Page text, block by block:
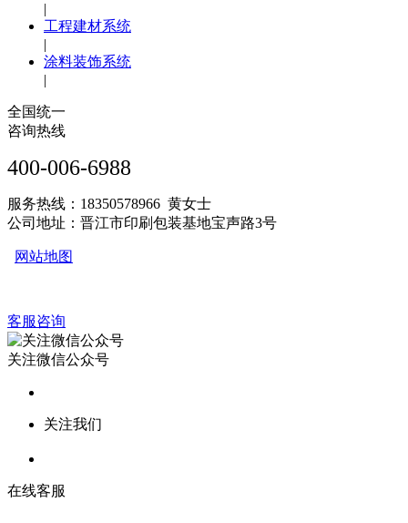
|
工程建材系统
|
涂料装饰系统
|
全国统一
咨询热线
400-006-6988
服务热线：18350578966 黄女士
公司地址：晋江市印刷包装基地宝声路3号
网站地图
客服咨询
关注微信公众号
关注我们
在线客服